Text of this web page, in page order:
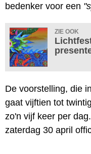
bedenker voor een
ZIE OOK
De voorstelling, die
gaat vijftien tot
zo'n vijf keer per
zaterdag 30 april